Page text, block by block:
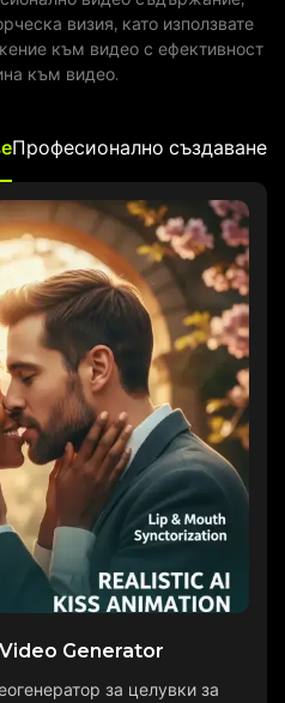
визия, като използвате
към видео с ефективност
към видео.
Професионално създаване
Generator
за целувки за